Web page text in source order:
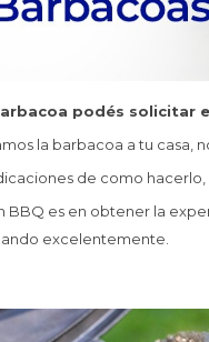
podés solicitar
la barbacoa a tu casa,
de como
BBQ es en obtener la
excelentemente.